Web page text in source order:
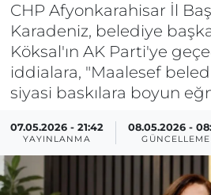
CHP Afyonkarahisar İl
Karadeniz, belediye
Köksal'ın AK Parti'ye
iddialara, "Maalesef
siyasi baskılara boyun
07.05.2026 - 21:42
YAYINLANMA
08.05.2026 -
GÜNCELLEME
Haber Arşivi